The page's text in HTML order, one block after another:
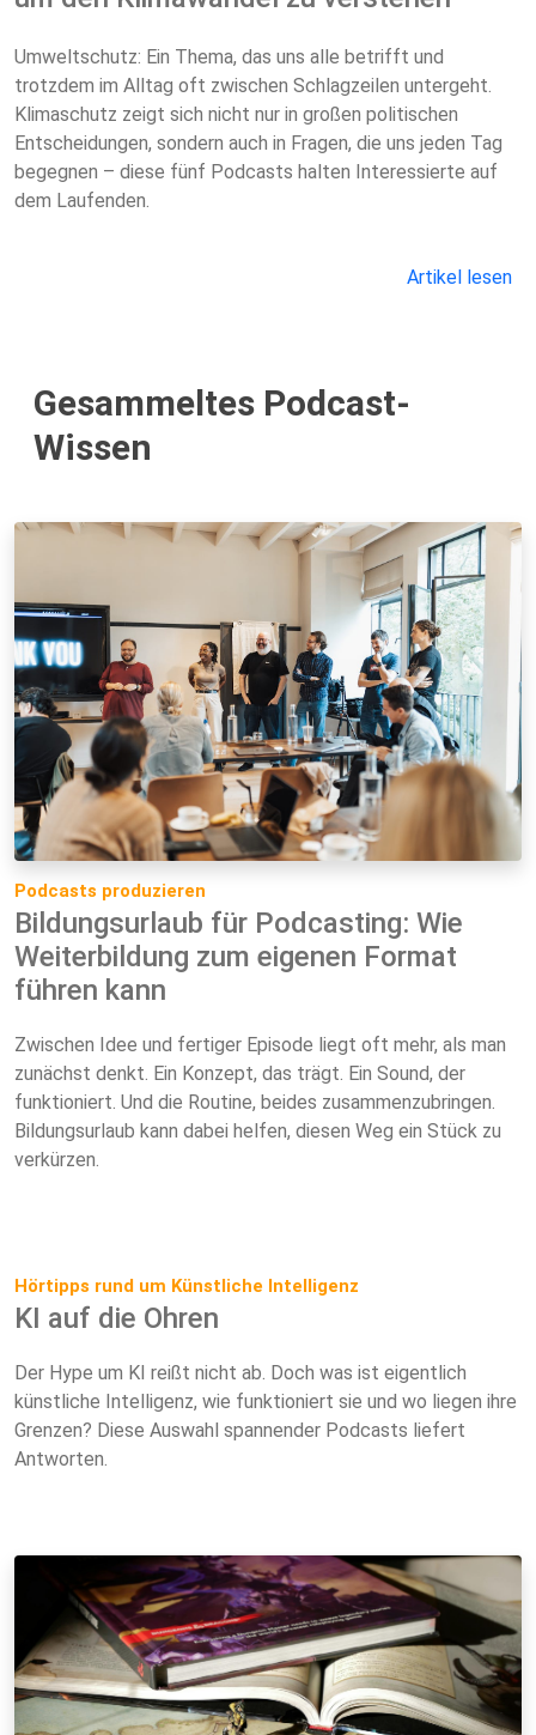
Umweltschutz: Ein Thema, das uns alle betrifft und
trotzdem im Alltag oft zwischen Schlagzeilen untergeht.
Klimaschutz zeigt sich nicht nur in großen politischen
Entscheidungen, sondern auch in Fragen, die uns jeden Tag
begegnen – diese fünf Podcasts halten Interessierte auf
dem Laufenden.
Artikel lesen
Gesammeltes Podcast-
Wissen
Podcasts produzieren
Bildungsurlaub für Podcasting: Wie
Weiterbildung zum eigenen Format
führen kann
Zwischen Idee und fertiger Episode liegt oft mehr, als man
zunächst denkt. Ein Konzept, das trägt. Ein Sound, der
funktioniert. Und die Routine, beides zusammenzubringen.
Bildungsurlaub kann dabei helfen, diesen Weg ein Stück zu
verkürzen.
Hörtipps rund um Künstliche Intelligenz
KI auf die Ohren
Der Hype um KI reißt nicht ab. Doch was ist eigentlich
künstliche Intelligenz, wie funktioniert sie und wo liegen ihre
Grenzen? Diese Auswahl spannender Podcasts liefert
Antworten.